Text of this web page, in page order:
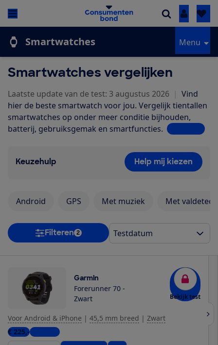
Inloggen
Smartwatches Menu
Smartwatches vergelijken
Laatste update van de test: 3 augustus 2026 | Vind
hier de beste smartwatch voor jou. Vergelijk tientallen
smartwatches op onder meer conditie bijhouden,
batterij, gebruiksgemak en smartfuncties. Lees meer
Keuzehulp Help mij kiezen
Android GPS Met muziek Met
Filteren 2
Garmin
Forerunner 70 -
Zwart
Bekijk test
Voor Android & iPhone | 45,5 mm breed | Zwart
€ 225,-7 winkels